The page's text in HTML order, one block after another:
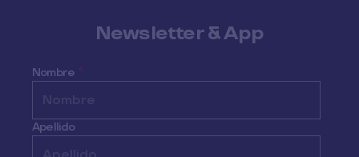
Newsletter & App
Nombre *
Apellido